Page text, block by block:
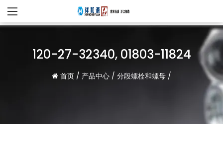
120-27-32340, 01803-11824
首页 / 产品中心 / 分段螺栓和螺母 /